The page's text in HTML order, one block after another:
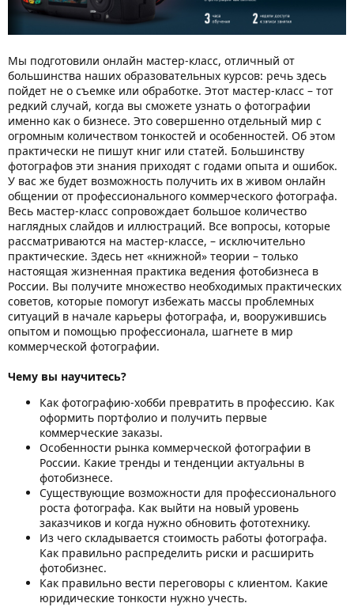
Мы подготовили онлайн мастер-класс, отличный от
большинства наших образовательных курсов: речь здесь
пойдет не о съемке или обработке. Этот мастер-класс – тот
редкий случай, когда вы сможете узнать о фотографии
именно как о бизнесе. Это совершенно отдельный мир с
огромным количеством тонкостей и особенностей. Об этом
практически не пишут книг или статей. Большинству
фотографов эти знания приходят с годами опыта и ошибок.
У вас же будет возможность получить их в живом онлайн
общении от профессионального коммерческого фотографа.
Весь мастер-класс сопровождает большое количество
наглядных слайдов и иллюстраций. Все вопросы, которые
рассматриваются на мастер-классе, – исключительно
практические. Здесь нет «книжной» теории – только
настоящая жизненная практика ведения фотобизнеса в
России. Вы получите множество необходимых практических
советов, которые помогут избежать массы проблемных
ситуаций в начале карьеры фотографа, и, вооружившись
опытом и помощью профессионала, шагнете в мир
коммерческой фотографии.
Чему вы научитесь?
Как фотографию-хобби превратить в профессию. Как
оформить портфолио и получить первые
коммерческие заказы.
Особенности рынка коммерческой фотографии в
России. Какие тренды и тенденции актуальны в
фотобизнесе.
Существующие возможности для профессионального
роста фотографа. Как выйти на новый уровень
заказчиков и когда нужно обновить фототехнику.
Из чего складывается стоимость работы фотографа.
Как правильно распределить риски и расширить
фотобизнес.
Как правильно вести переговоры с клиентом. Какие
юридические тонкости нужно учесть.